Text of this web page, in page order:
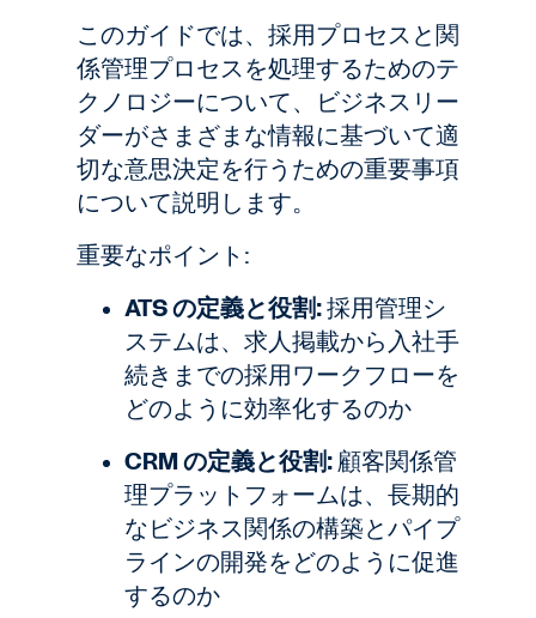
このガイドでは、採用プロセスと関
係管理プロセスを処理するためのテ
クノロジーについて、ビジネスリー
ダーがさまざまな情報に基づいて適
切な意思決定を行うための重要事項
について説明します。
重要なポイント:
ATS の定義と役割:採用管理シ
ステムは、求人掲載から入社手
続きまでの採用ワークフローを
どのように効率化するのか
CRM の定義と役割:顧客関係管
理プラットフォームは、長期的
なビジネス関係の構築とパイプ
ラインの開発をどのように促進
するのか